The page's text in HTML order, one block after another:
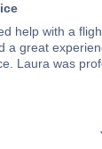
help with a
a great
Laura was
helpful
found a
service.